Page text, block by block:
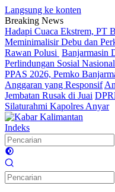
Langsung ke konten
Breaking News
Hadapi Cuaca Ekstrem, PT
Meminimalisir Debu dan
Rawan Polusi Banjarmasin
Perlindungan Sosial
PPAS 2026, Pemko
Anggaran yang Responsif
Jembatan Rusak di Juai
Silaturahmi Kapolres Anyar
Indeks